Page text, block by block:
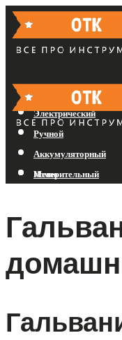
Бензиновый
Электрический
Ручной
Аккумуляторный
Измерительный
Меню